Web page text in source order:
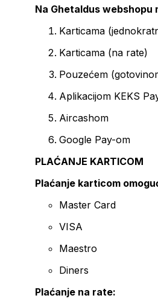
Na Ghetaldus webshopu
Karticama
Karticama (na rate)
Pouzećem
Aplikacijom KEKS
Aircashom
Google Pay-om
PLAĆANJE KARTICOM
Plaćanje karticom
Master Card
VISA
Maestro
Diners
Plaćanje na rate: